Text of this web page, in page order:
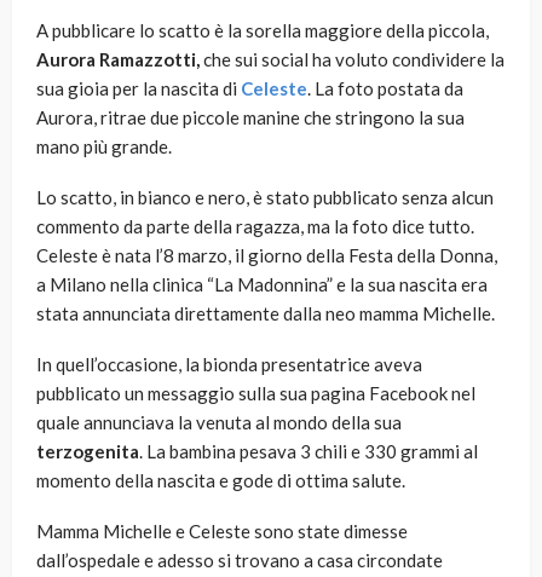
A pubblicare lo scatto è la sorella maggiore della piccola,
Aurora Ramazzotti,che sui social ha voluto condividere la
sua gioia per la nascita di Celeste. La foto postata da
Aurora, ritrae due piccole manine che stringono la sua
mano più grande.
Lo scatto, in bianco e nero, è stato pubblicato senza alcun
commento da parte della ragazza, ma la foto dice tutto.
Celeste è nata l’8 marzo, il giorno della Festa della Donna,
a Milano nella clinica “La Madonnina” e la sua nascita era
stata annunciata direttamente dalla neo mamma Michelle.
In quell’occasione, la bionda presentatrice aveva
pubblicato un messaggio sulla sua pagina Facebook nel
quale annunciava la venuta al mondo della sua
terzogenita. La bambina pesava 3 chili e 330 grammi al
momento della nascita e gode di ottima salute.
Mamma Michelle e Celeste sono state dimesse
dall’ospedale e adesso si trovano a casa circondate